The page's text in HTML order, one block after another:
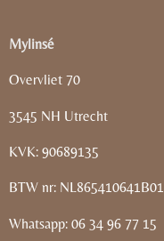
Mylinsé
Overvliet 70
3545 NH Utrecht
KVK: 90689135
BTW nr: NL865410641B01
Whatsapp: 06 34 96 77 15